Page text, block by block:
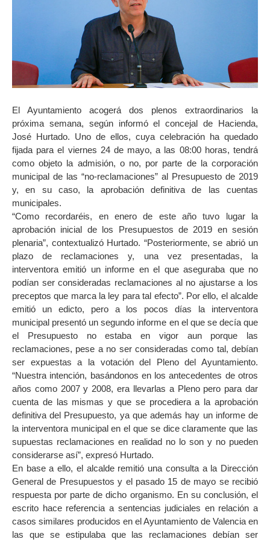
El Ayuntamiento acogerá dos plenos extraordinarios la
próxima semana, según informó el concejal de Hacienda,
José Hurtado. Uno de ellos, cuya celebración ha quedado
fijada para el viernes 24 de mayo, a las 08:00 horas, tendrá
como objeto la admisión, o no, por parte de la corporación
municipal de las “no-reclamaciones” al Presupuesto de 2019
y, en su caso, la aprobación definitiva de las cuentas
municipales.
“Como recordaréis, en enero de este año tuvo lugar la
aprobación inicial de los Presupuestos de 2019 en sesión
plenaria”, contextualizó Hurtado. “Posteriormente, se abrió un
plazo de reclamaciones y, una vez presentadas, la
interventora emitió un informe en el que aseguraba que no
podían ser consideradas reclamaciones al no ajustarse a los
preceptos que marca la ley para tal efecto”. Por ello, el alcalde
emitió un edicto, pero a los pocos días la interventora
municipal presentó un segundo informe en el que se decía que
el Presupuesto no estaba en vigor aun porque las
reclamaciones, pese a no ser consideradas como tal, debían
ser expuestas a la votación del Pleno del Ayuntamiento.
“Nuestra intención, basándonos en los antecedentes de otros
años como 2007 y 2008, era llevarlas a Pleno pero para dar
cuenta de las mismas y que se procediera a la aprobación
definitiva del Presupuesto, ya que además hay un informe de
la interventora municipal en el que se dice claramente que las
supuestas reclamaciones en realidad no lo son y no pueden
considerarse así”, expresó Hurtado.
En base a ello, el alcalde remitió una consulta a la Dirección
General de Presupuestos y el pasado 15 de mayo se recibió
respuesta por parte de dicho organismo. En su conclusión, el
escrito hace referencia a sentencias judiciales en relación a
casos similares producidos en el Ayuntamiento de Valencia en
las que se estipulaba que las reclamaciones debían ser